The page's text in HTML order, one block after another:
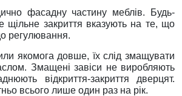
фасадну частину меблів. Будь-
щільне закриття вказують на те, що
регулювання.
якомога довше, їх слід змащувати
Змащені завіси не виробляють
відкриття-закриття дверцят.
всього лише один раз на рік.